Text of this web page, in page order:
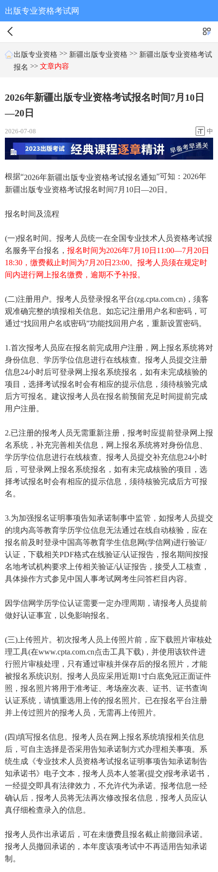
出版专业资格考试网
出版专业资格 >> 新疆出版专业资格 >> 新疆出版专业资格考试
报名 >> 文章内容
2026年新疆出版专业资格考试报名时间7月10日
—20日
2026-07-08 中
根据“2026年新疆出版专业资格考试报名通知”可知：2026年
新疆出版专业资格考试报名时间7月10日—20日。
报名时间及流程
(一)报名时间。报考人员统一在全国专业技术人员资格考试报
名服务平台报名， 报名时间为2026年7月10日11:00—7月20日
18:30，缴费截止时间为7月20日23:00。报考人员须在规定时
间内进行网上报名缴费，逾期不予补报。
(二)注册用户。报考人员登录报名平台(zg.cpta.com.cn)，须客
观准确完整的填报相关信息。如忘记注册用户名和密码，可
通过“找回用户名或密码”功能找回用户名，重新设置密码。
1.首次报考人员应在报名前完成用户注册，网上报名系统将对
身份信息、学历学位信息进行在线核查。报考人员提交注册
信息24小时后可登录网上报名系统报名，如有未完成核验的
项目，选择考试报名时会有相应的提示信息，须待核验完成
后方可报名。建议报考人员在报名前预留充足时间提前完成
用户注册。
2.已注册的报考人员无需重新注册，报考时应提前登录网上报
名系统，补充完善相关信息，网上报名系统将对身份信息、
学历学位信息进行在线核查。报考人员提交补充信息24小时
后，可登录网上报名系统报名，如有未完成核验的项目，选
择考试报名时会有相应的提示信息，须待核验完成后方可报
名。
3.为加强报名证明事项告知承诺制事中监管，如报考人员提交
的境内高等教育学历学位信息无法通过在线自动核验，应在
报名前及时登录中国高等教育学生信息网(学信网)进行验证/
认证，下载相关PDF格式在线验证/认证报告，报名期间按报
名地考试机构要求上传相关验证/认证报告，接受人工核查，
具体操作方式参见中国人事考试网考生问答栏目内容。
因学信网学历学位认证需要一定办理周期，请报考人员提前
做好认证事宜，以免影响报名。
(三)上传照片。初次报考人员上传照片前，应下载照片审核处
理工具(在www.cpta.com.cn点击工具下载)，并使用该软件进
行照片审核处理，只有通过审核并保存后的报名照片，才能
被报名系统识别。报考人员应采用近期1寸白底免冠正面证件
照，报名照片将用于准考证、考场座次表、证书、证书查询
认证系统，请慎重选用上传的报名照片。已在报名平台注册
并上传过照片的报考人员，无需再上传照片。
(四)填写报名信息。报考人员在网上报名系统填报相关信息
后，可自主选择是否采用告知承诺制方式办理相关事项。系
统生成《专业技术人员资格考试报名证明事项告知承诺制告
知承诺书》电子文本，报考人员本人签署(提交)报考承诺书，
一经提交即具有法律效力，不允许代为承诺。报考信息一经
确认后，报考人员将无法再次修改报名信息，报考人员应认
真仔细检查录入的信息。
报考人员作出承诺后，可在未缴费且报名截止前撤回承诺。
报考人员撤回承诺的，本年度该项考试中不再适用告知承诺
制。